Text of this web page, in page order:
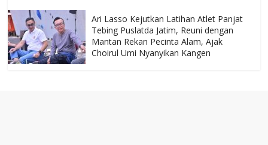
Ari Lasso Kejutkan Latihan Atlet Panjat
Tebing Puslatda Jatim, Reuni dengan
Mantan Rekan Pecinta Alam, Ajak
Choirul Umi Nyanyikan Kangen